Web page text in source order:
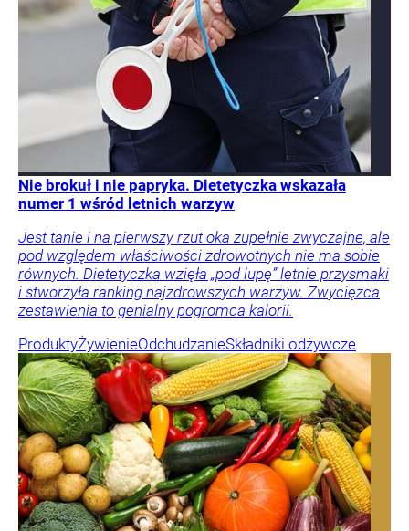
Nie brokuł i nie papryka. Dietetyczka wskazała
numer 1 wśród letnich warzyw
Jest tanie i na pierwszy rzut oka zupełnie zwyczajne, ale
pod względem właściwości zdrowotnych nie ma sobie
równych. Dietetyczka wzięła „pod lupę” letnie przysmaki
i stworzyła ranking najzdrowszych warzyw. Zwycięzca
zestawienia to genialny pogromca kalorii.
ProduktyŻywienieOdchudzanieSkładniki odżywcze